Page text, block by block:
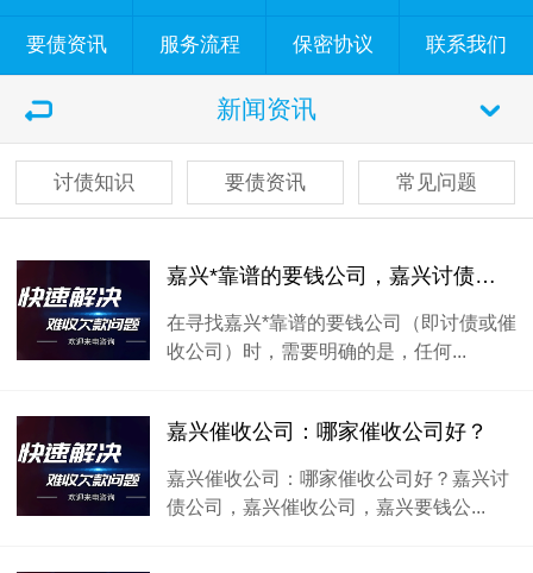
要债资讯 服务流程 保密协议 联系我们
新闻资讯
讨债知识 要债资讯 常见问题
嘉兴*靠谱的要钱公司，嘉兴讨债公司，嘉兴讨账公司
在寻找嘉兴*靠谱的要钱公司（即讨债或催
收公司）时，需要明确的是，任何...
嘉兴催收公司：哪家催收公司好？
嘉兴催收公司：哪家催收公司好？嘉兴讨
债公司，嘉兴催收公司，嘉兴要钱公...